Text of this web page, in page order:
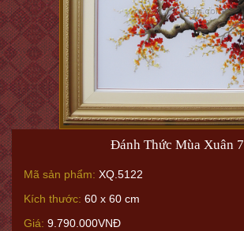
Đánh Thức Mùa Xuân 7
Mã sản phẩm: XQ.5122
Kích thước: 60 x 60 cm
Giá: 9.790.000VNĐ